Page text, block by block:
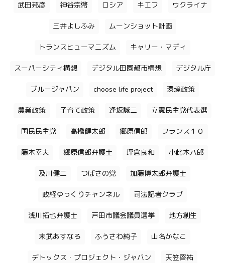
武田邦彦 神谷宗幣 ロシア キエフ ウクライナ
三井よしふみ ムーンショット計画
トランスヒューマニズム キャリー・マディ
スーパーシティ構想 デジタル田園都市構想 デジタル庁
ブルージャパン choose life project 環境政策
農業政策 子育て政策 逢坂誠二 立憲民主党代表選
国民民主党 高橋健太郎 郷原信郎 フランス１０
藤木幸夫 郷原信郎弁護士 坪倉良和 小此木八郎
及川健二 つばさの党 加藤博太郎弁護士
政経ゆっくりチャンネル 司法記者クラブ
浅川拓也弁護士 戸田市議会議員選挙 地方創生
末武あすなろ ふうさわ純子 山名かなこ
デトックス・プロジェクト・ジャバン 天笠啓祐